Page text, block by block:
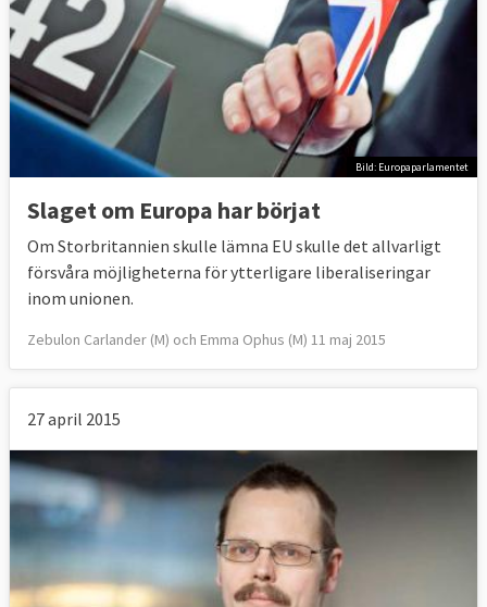
Bild: Europaparlamentet
Slaget om Europa har börjat
Om Storbritannien skulle lämna EU skulle det allvarligt
försvåra möjligheterna för ytterligare liberaliseringar
inom unionen.
Zebulon Carlander (M) och Emma Ophus (M) 11 maj 2015
27 april 2015